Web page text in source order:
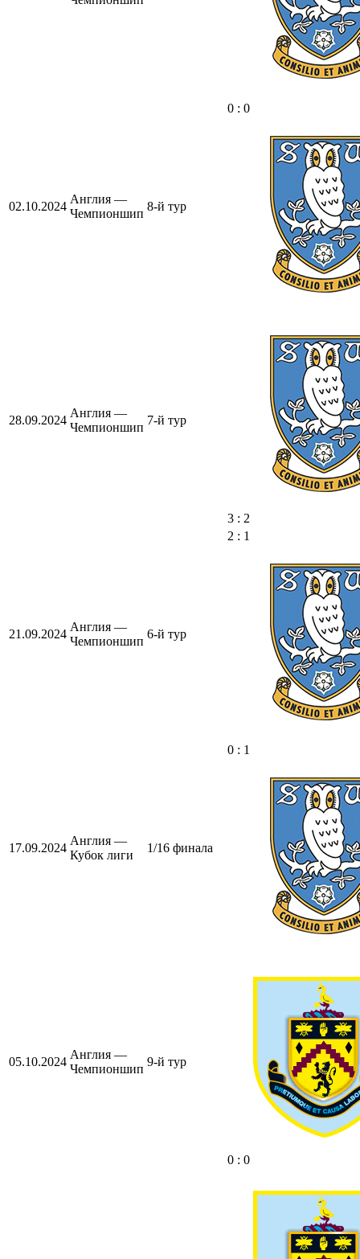
02.10.2024
Англия —
Чемпионшип
8-й тур
0 : 0
28.09.2024
Англия —
Чемпионшип
7-й тур
3 : 2
21.09.2024
Англия —
Чемпионшип
6-й тур
2 : 1
17.09.2024
Англия —
Кубок лиги
1/16 финала
0 : 1
05.10.2024
Англия —
Чемпионшип
9-й тур
0 : 0